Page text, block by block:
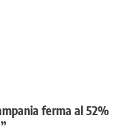
ferma al 52%